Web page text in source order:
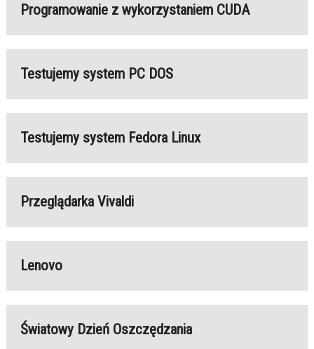
Programowanie z wykorzystaniem CUDA
Testujemy system PC DOS
Testujemy system Fedora Linux
Przeglądarka Vivaldi
Lenovo
Światowy Dzień Oszczędzania